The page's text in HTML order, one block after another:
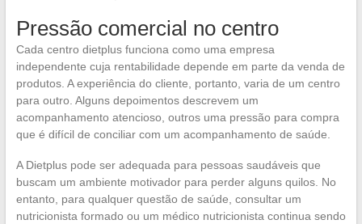
Pressão comercial no centro
Cada centro dietplus funciona como uma empresa
independente cuja rentabilidade depende em parte da venda de
produtos. A experiência do cliente, portanto, varia de um centro
para outro. Alguns depoimentos descrevem um
acompanhamento atencioso, outros uma pressão para compra
que é difícil de conciliar com um acompanhamento de saúde.
A Dietplus pode ser adequada para pessoas saudáveis que
buscam um ambiente motivador para perder alguns quilos. No
entanto, para qualquer questão de saúde, consultar um
nutricionista formado ou um médico nutricionista continua sendo